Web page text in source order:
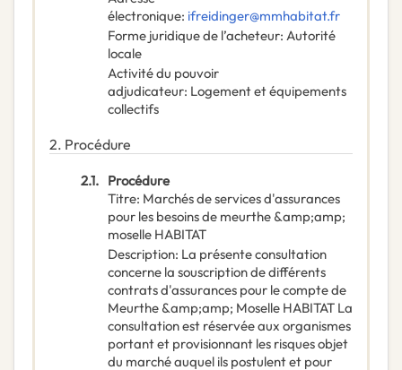
électronique: ifreidinger@mmhabitat.fr
Forme juridique de l’acheteur: Autorité
locale
Activité du pouvoir
adjudicateur: Logement et équipements
collectifs
2. Procédure
2.1. Procédure
Titre: Marchés de services d'assurances
pour les besoins de meurthe &amp;amp;
moselle HABITAT
Description: La présente consultation
concerne la souscription de différents
contrats d'assurances pour le compte de
Meurthe &amp;amp; Moselle HABITAT La
consultation est réservée aux organismes
portant et provisionnant les risques objet
du marché auquel ils postulent et pour